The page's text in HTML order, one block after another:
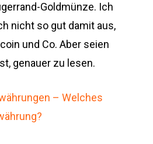
Goldmünze. Ich
nicht so gut damit aus,
und Co. Aber seien
genauer zu lesen.
– Welches